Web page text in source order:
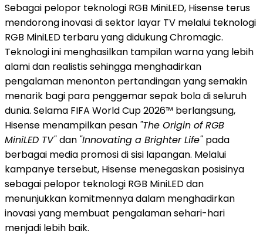
Sebagai pelopor teknologi RGB MiniLED, Hisense terus
mendorong inovasi di sektor layar TV melalui teknologi
RGB MiniLED terbaru yang didukung Chromagic.
Teknologi ini menghasilkan tampilan warna yang lebih
alami dan realistis sehingga menghadirkan
pengalaman menonton pertandingan yang semakin
menarik bagi para penggemar sepak bola di seluruh
dunia. Selama FIFA World Cup 2026™ berlangsung,
Hisense menampilkan pesan "The Origin of RGB
MiniLED TV"dan "Innovating a Brighter Life" pada
berbagai media promosi di sisi lapangan. Melalui
kampanye tersebut, Hisense menegaskan posisinya
sebagai pelopor teknologi RGB MiniLED dan
menunjukkan komitmennya dalam menghadirkan
inovasi yang membuat pengalaman sehari-hari
menjadi lebih baik.